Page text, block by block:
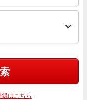

はこちら